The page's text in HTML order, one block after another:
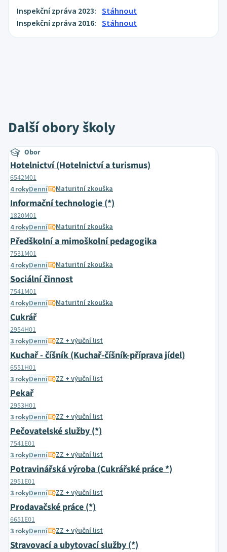
Inspekční zpráva 2023: Stáhnout
Inspekční zpráva 2016: Stáhnout
Další obory školy
Obor
Hotelnictví (Hotelnictví a turismus)
6542M01
4 rokyDenní Maturitní zkouška
Informační technologie (*)
1820M01
4 rokyDenní Maturitní zkouška
Předškolní a mimoškolní pedagogika
7531M01
4 rokyDenní Maturitní zkouška
Sociální činnost
7541M01
4 rokyDenní Maturitní zkouška
Cukrář
2954H01
3 rokyDenní ZZ + výuční list
Kuchař - číšník (Kuchař-číšník-příprava jídel)
6551H01
3 rokyDenní ZZ + výuční list
Pekař
2953H01
3 rokyDenní ZZ + výuční list
Pečovatelské služby (*)
7541E01
3 rokyDenní ZZ + výuční list
Potravinářská výroba (Cukrářské práce *)
2951E01
3 rokyDenní ZZ + výuční list
Prodavačské práce (*)
6651E01
3 rokyDenní ZZ + výuční list
Stravovací a ubytovací služby (*)